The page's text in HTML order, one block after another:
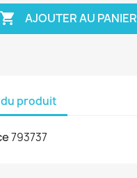
 AJOUTER AU PANIER
produit
793737